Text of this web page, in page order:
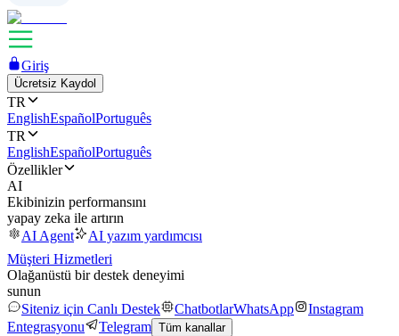
Giriş
Ücretsiz Kaydol
TR
EnglishEspañolPortuguês
TR
EnglishEspañolPortuguês
Özellikler
AI
Ekibinizin performansını
yapay zeka ile artırın
AI Agent
AI yazım yardımcısı
Müşteri Hizmetleri
Olağanüstü bir destek deneyimi
sunun
Siteniz için Canlı Destek
ChatbotlarWhatsApp
Instagram
Entegrasyonu
Telegram Tüm kanallar